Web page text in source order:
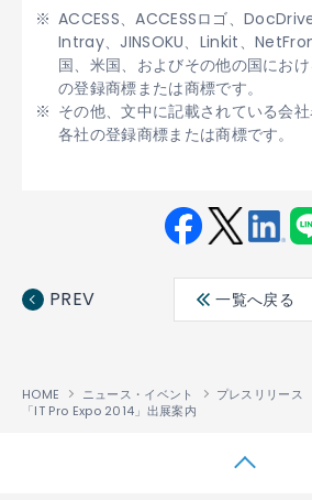
ACCESS、ACCESSロゴ、
Intray、JINSOKU、Linkit、
国、米国、およびその他の国にお
の登録商標または商標です。
その他、文中に記載されている会社
各社の登録商標または商標です。
ebo ter
edin
PREV 一覧へ戻る
HOME ニュース・イベント
プレスリリース
「IT Pro Expo 2014」出展案内